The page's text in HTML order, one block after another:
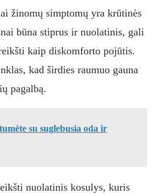
žinomų simptomų yra krūtinės
būna stiprus ir nuolatinis, gali
kaip diskomforto pojūtis.
kad širdies raumuo gauna
pagalbą.
su suglebusia oda ir
nuolatinis kosulys, kuris